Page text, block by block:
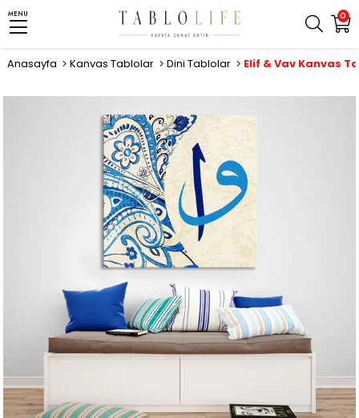
0
MENU
Anasayfa Kanvas Tablolar Dini Tablolar Elif & Vav Kanvas